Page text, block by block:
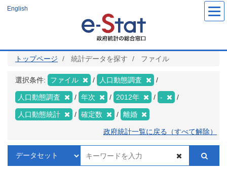
ツ
English
トップページ 統計データを探す ファイル
選択条件: ファイル 人口動態調査
人口動態調査 年次 2012年 -
人口動態統計 確定数 離婚
政府統計一覧に戻る（すべて解除）